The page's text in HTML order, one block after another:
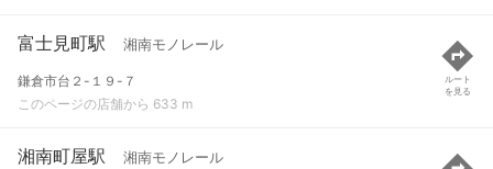
富士見町駅 湘南モノレール
鎌倉市台２-１９-７
このページの店舗から 633 m
ルート
を見る
湘南町屋駅 湘南モノレール